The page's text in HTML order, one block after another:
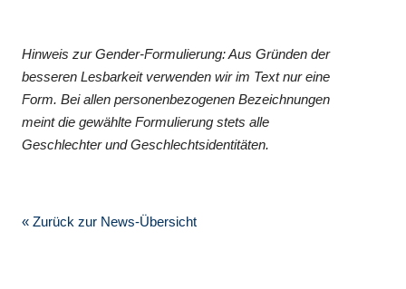
Hinweis zur Gender-Formulierung: Aus Gründen der
besseren Lesbarkeit verwenden wir im Text nur eine
Form. Bei allen personenbezogenen Bezeichnungen
meint die gewählte Formulierung stets alle
Geschlechter und Geschlechtsidentitäten.
« Zurück zur News-Übersicht